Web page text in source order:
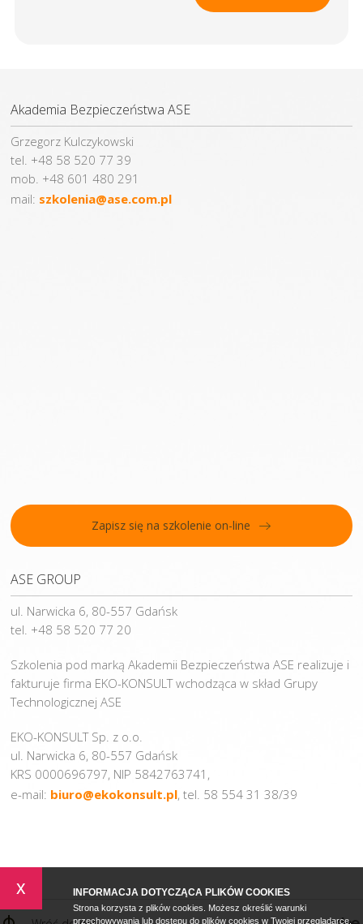
Akademia Bezpieczeństwa ASE
Grzegorz Kulczykowski
tel. +48 58 520 77 39
mob. +48 601 480 291
mail: szkolenia@ase.com.pl
Zapisz się na szkolenie on-line
ASE GROUP
ul. Narwicka 6, 80-557 Gdańsk
tel. +48 58 520 77 20
Szkolenia pod marką Akademii Bezpieczeństwa ASE realizuje i
fakturuje firma EKO-KONSULT wchodząca w skład Grupy
Technologicznej ASE
EKO-KONSULT Sp. z o.o.
ul. Narwicka 6, 80-557 Gdańsk
KRS 0000696797, NIP 5842763741,
e-mail: biuro@ekokonsult.pl, tel. 58 554 31 38/39
x INFORMACJA DOTYCZĄCA PLIKÓW COOKIES
Strona korzysta z plików cookies. Możesz określić warunki
przechowywania lub dostępu do plików cookies w Twojej przeglądarce.